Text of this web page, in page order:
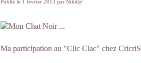
Publié le 1 février 2013 par Nikit@
Ma participation au "Clic Clac" chez CricriS